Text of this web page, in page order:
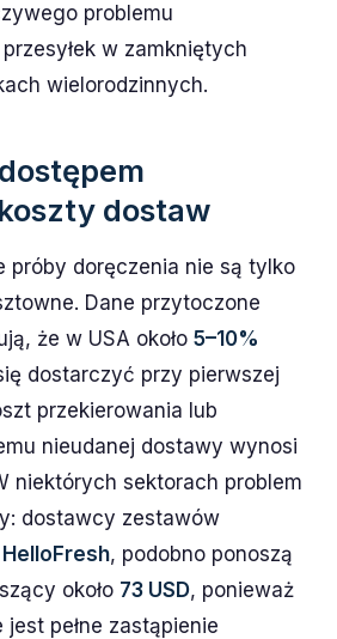
problemu
w zamkniętych
wielorodzinnych.
dostaw
próby doręczenia nie są tylko
Dane przytoczone
że w USA około 5–10%
dostarczyć przy pierwszej
przekierowania lub
nieudanej dostawy wynosi
niektórych sektorach problem
dostawcy zestawów
HelloFresh, podobno ponoszą
około 73 USD, ponieważ
pełne zastąpienie